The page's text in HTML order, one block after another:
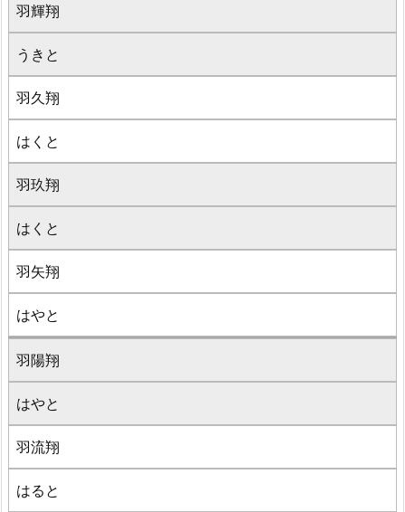
羽輝翔
うきと
羽久翔
はくと
羽玖翔
はくと
羽矢翔
はやと
羽陽翔
はやと
羽流翔
はると